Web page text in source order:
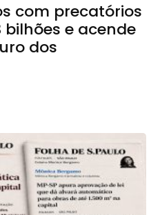
com precatórios
bilhões e acende
dos